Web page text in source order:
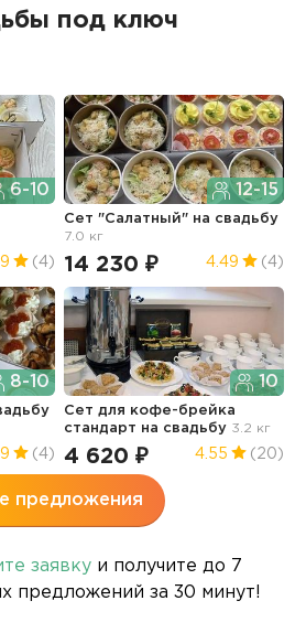
под ключ
6-10
(4)
12-15
Сет "Салатный" на свадьбу
7.0 кг
14 230 ₽ 4.49 (4)
8-10
(4)
10
Сет для кофе-брейка
стандарт на свадьбу 3.2 кг
4 620 ₽ 4.55 (20)
предложения
заявкуи получите до 7
предложений за 30 минут!